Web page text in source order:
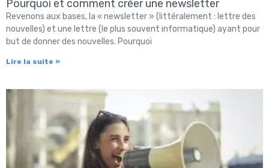
Pourquoi et comment créer une newsletter
Revenons aux bases, la « newsletter » (littéralement : lettre des
nouvelles) et une lettre (le plus souvent informatique) ayant pour
but de donner des nouvelles. Pourquoi
Lire la suite »